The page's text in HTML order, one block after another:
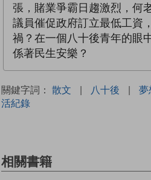
張，賭業爭霸日趨激烈，何
議員催促政府訂立最低工資
禍？在一個八十後青年的眼
係著民生安樂？
關鍵字詞： 散文 | 八十後 | 夢
活紀錄
相關書籍